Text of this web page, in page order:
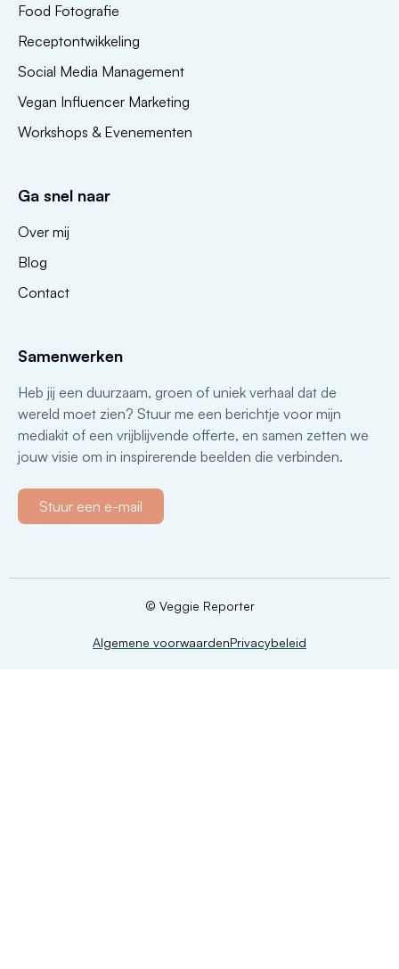
Food Fotografie
Receptontwikkeling
Social Media Management
Vegan Influencer Marketing
Workshops & Evenementen
Ga snel naar
Over mij
Blog
Contact
Samenwerken
Heb jij een duurzaam, groen of uniek verhaal dat de
wereld moet zien? Stuur me een berichtje voor mijn
mediakit of een vrijblijvende offerte, en samen zetten we
jouw visie om in inspirerende beelden die verbinden.
Stuur een e-mail
© Veggie Reporter
Algemene voorwaardenPrivacybeleid